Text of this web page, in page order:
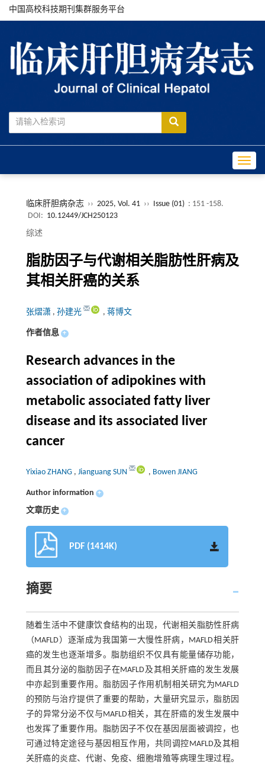
中国高校科技期刊集群服务平台
临床肝胆病杂志 ›› 2025, Vol. 41 ›› Issue (01) : 151 -158.
DOI: 10.12449/JCH250123
综述
脂肪因子与代谢相关脂肪性肝病及
其相关肝癌的关系
张熠潇 , 孙建光 , 蒋博文
作者信息 +
Research advances in the
association of adipokines with
metabolic associated fatty liver
disease and its associated liver
cancer
Yixiao ZHANG , Jianguang SUN , Bowen JIANG
Author information +
文章历史 +
PDF (1414K)
摘要
随着生活中不健康饮食结构的出现，代谢相关脂肪性肝病
（MAFLD）逐渐成为我国第一大慢性肝病，MAFLD相关肝
癌的发生也逐渐增多。脂肪组织不仅具有能量储存功能，
而且其分泌的脂肪因子在MAFLD及其相关肝癌的发生发展
中亦起到重要作用。脂肪因子作用机制相关研究为MAFLD
的预防与治疗提供了重要的帮助，大量研究显示，脂肪因
子的异常分泌不仅与MAFLD相关，其在肝癌的发生发展中
也发挥了重要作用。脂肪因子不仅在基因层面被调控，也
可通过特定途径与基因相互作用，共同调控MAFLD及其相
关肝癌的炎症、代谢、免疫、细胞增殖等病理生理过程。